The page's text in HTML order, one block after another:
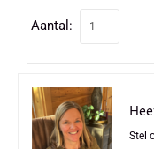
Aantal:
Stel